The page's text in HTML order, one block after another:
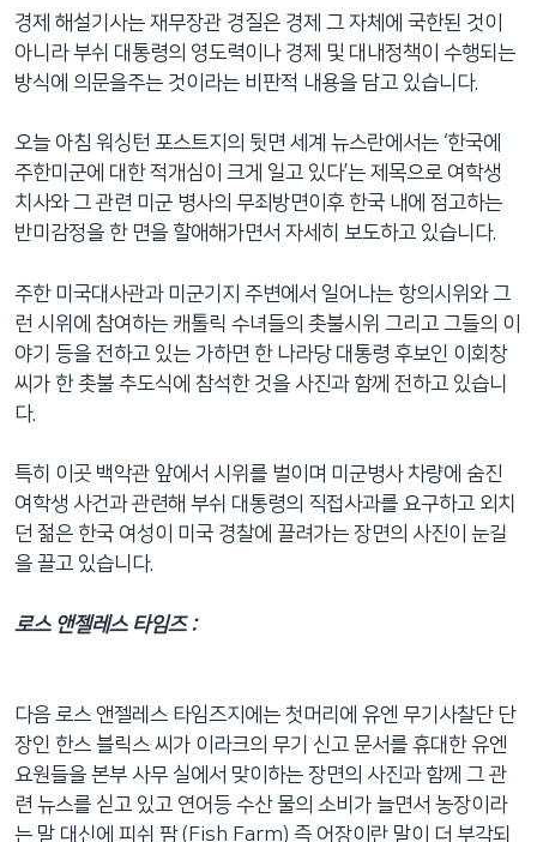
경제 해설기사는 재무장관 경질은 경제 그 자체에 국한된 것이
아니라 부쉬 대통령의 영도력이나 경제 및 대내정책이 수행되는
방식에 의문을주는 것이라는 비판적 내용을 담고 있습니다.
오늘 아침 워싱턴 포스트지의 뒷면 세계 뉴스란에서는 ‘한국에
주한미군에 대한 적개심이 크게 일고 있다’는 제목으로 여학생
치사와 그 관련 미군 병사의 무죄방면이후 한국 내에 점고하는
반미감정을 한 면을 할애해가면서 자세히 보도하고 있습니다.
주한 미국대사관과 미군기지 주변에서 일어나는 항의시위와 그
런 시위에 참여하는 캐톨릭 수녀들의 촛불시위 그리고 그들의 이
야기 등을 전하고 있는 가하면 한 나라당 대통령 후보인 이회창
씨가 한 촛불 추도식에 참석한 것을 사진과 함께 전하고 있습니
다.
특히 이곳 백악관 앞에서 시위를 벌이며 미군병사 차량에 숨진
여학생 사건과 관련해 부쉬 대통령의 직접사과를 요구하고 외치
던 젊은 한국 여성이 미국 경찰에 끌려가는 장면의 사진이 눈길
을 끌고 있습니다.
로스 앤젤레스 타임즈 :
다음 로스 앤젤레스 타임즈지에는 첫머리에 유엔 무기사찰단 단
장인 한스 블릭스 씨가 이라크의 무기 신고 문서를 휴대한 유엔
요원들을 본부 사무 실에서 맞이하는 장면의 사진과 함께 그 관
련 뉴스를 싣고 있고 연어등 수산 물의 소비가 늘면서 농장이라
는 말 대신에 피쉬 팜 (Fish Farm) 즉 어장이란 말이 더 부각되